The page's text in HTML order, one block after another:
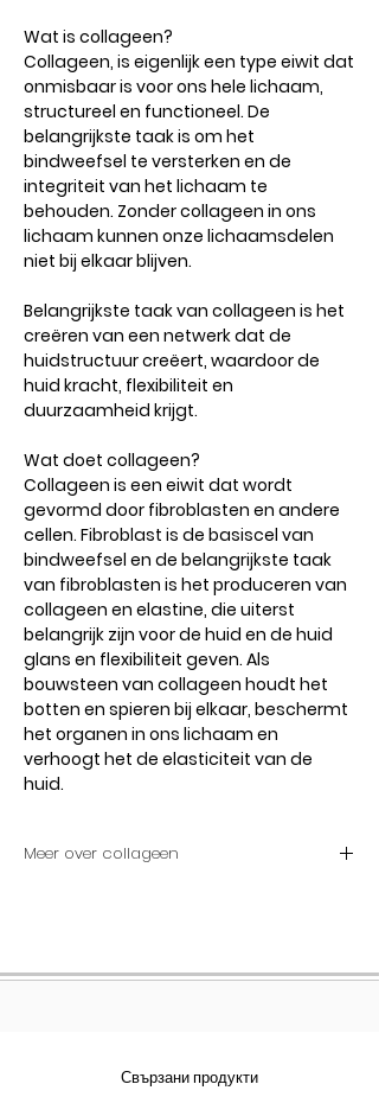
Wat is collageen?
Collageen, is eigenlijk een type eiwit dat
onmisbaar is voor ons hele lichaam,
structureel en functioneel. De
belangrijkste taak is om het
bindweefsel te versterken en de
integriteit van het lichaam te
behouden. Zonder collageen in ons
lichaam kunnen onze lichaamsdelen
niet bij elkaar blijven.
Belangrijkste taak van collageen is het
creëren van een netwerk dat de
huidstructuur creëert, waardoor de
huid kracht, flexibiliteit en
duurzaamheid krijgt.
Wat doet collageen?
Collageen is een eiwit dat wordt
gevormd door fibroblasten en andere
cellen. Fibroblast is de basiscel van
bindweefsel en de belangrijkste taak
van fibroblasten is het produceren van
collageen en elastine, die uiterst
belangrijk zijn voor de huid en de huid
glans en flexibiliteit geven. Als
bouwsteen van collageen houdt het
botten en spieren bij elkaar, beschermt
het organen in ons lichaam en
verhoogt het de elasticiteit van de
huid.
Meer over collageen
door bepaalde eetgewoonten aan te
menopauze is het verlies van
Свързани продукти